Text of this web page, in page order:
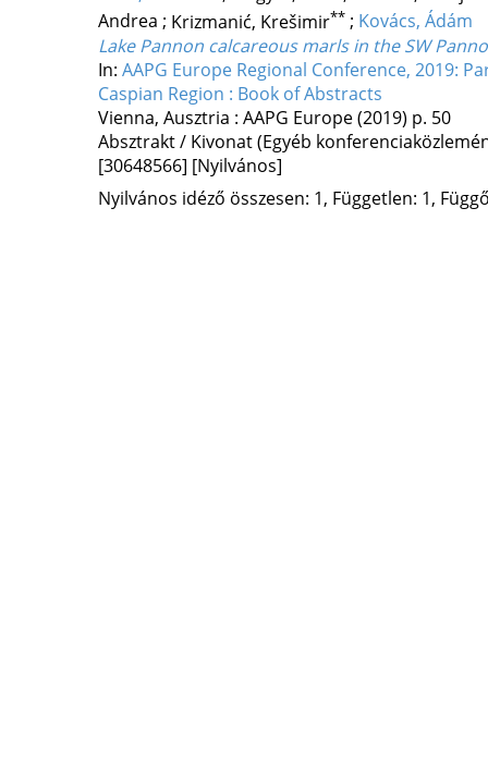
Andrea ; Krizmanić, Krešimir** ; Kovács, Ádám
Lake Pannon calcareous marls in the SW
In: AAPG Europe Regional Conference, 2019:
Caspian Region : Book of Abstracts
Vienna, Ausztria : AAPG Europe(2019) p. 50
Absztrakt / Kivonat (Egyéb
[30648566] [Nyilvános]
Nyilvános idéző összesen: 1, Független: 1,